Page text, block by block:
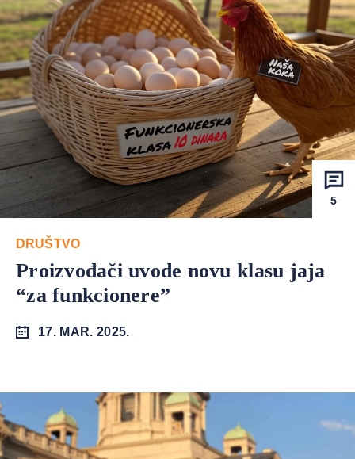
5
DRUŠTVO
Proizvođači uvode novu klasu jaja
“za funkcionere”
17. MAR. 2025.